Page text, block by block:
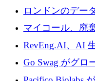
めに 5,800 万ド
ロンドンのデー
州と中東の拡張
マイコール、廃
に400万ポンドを
RevEng.AI、AI
確保するために
Go Swag がグロ
ムを拡大するた